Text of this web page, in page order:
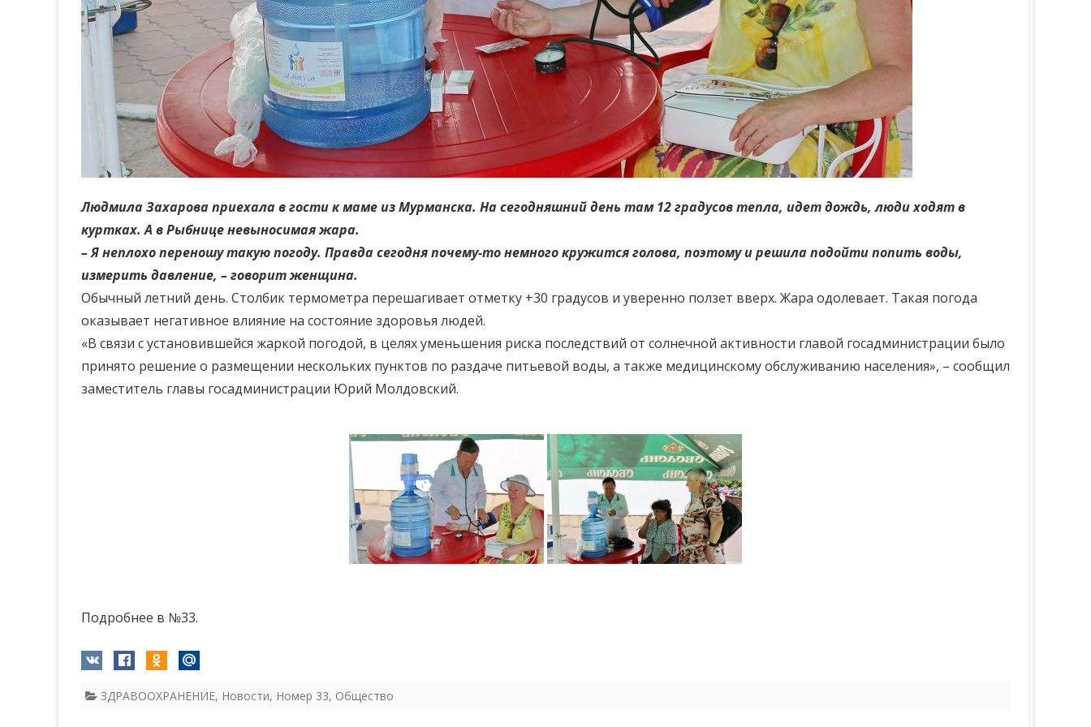
Людмила Захарова приехала в гости к маме из Мурманска. На сегодняшний день там 12 градусов тепла, идет дождь, люди ходят в
куртках. А в Рыбнице невыносимая жара.
– Я неплохо переношу такую погоду. Правда сегодня почему-то немного кружится голова, поэтому и решила подойти попить воды,
измерить давление, – говорит женщина.
Обычный летний день. Столбик термометра перешагивает отметку +30 градусов и уверенно ползет вверх. Жара одолевает. Такая погода
оказывает негативное влияние на состояние здоровья людей.
«В связи с установившейся жаркой погодой, в целях уменьшения риска последствий от солнечной активности главой госадминистрации было
принято решение о размещении нескольких пунктов по раздаче питьевой воды, а также медицинскому обслуживанию населения», – сообщил
заместитель главы госадминистрации Юрий Молдовский.
Подробнее в №33.
ЗДРАВООХРАНЕНИЕ, Новости, Номер 33, Общество